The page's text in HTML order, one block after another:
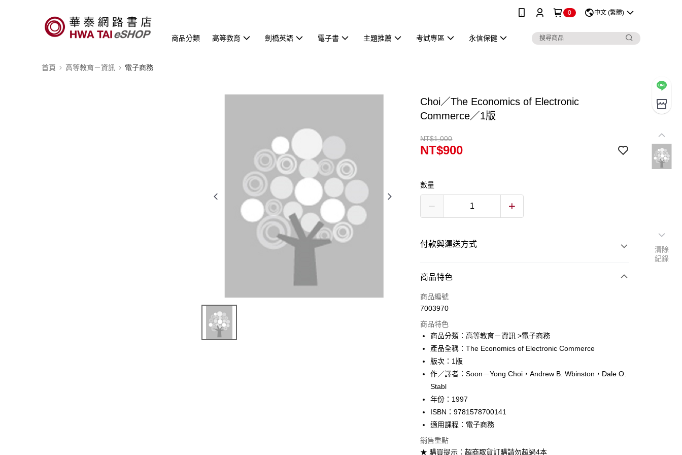
0 中文 (繁體)
商品分類 高等教育 劍橋英語 電子書 主題推薦 考試專區 永信保健
首頁 高等教育－資訊 電子商務
Choi／The Economics of Electronic
Commerce／1版
NT$1,000
NT$900
數量
付款與運送方式
付款方式
信用卡一次付款
Apple Pay
Google Pay
ATM付款
運送方式
全家取貨付款
每筆NT$60
商品特色
商品編號
7003970
商品特色
商品分類：高等教育－資訊 >電子商務
產品全稱：The Economics of Electronic Commerce
版次：1版
作／譯者：Soon－Yong Choi，Andrew B. Wbinston，Dale O.
Stabl
年份：1997
ISBN：9781578700141
適用課程：電子商務
銷售重點
★ 購買提示：超商取貨訂購請勿超過4本
清除
紀錄